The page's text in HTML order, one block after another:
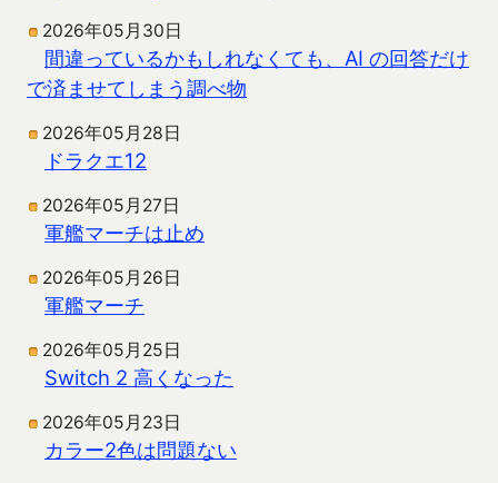
2026年05月30日
間違っているかもしれなくても、AI の回答だけ
で済ませてしまう調べ物
2026年05月28日
ドラクエ12
2026年05月27日
軍艦マーチは止め
2026年05月26日
軍艦マーチ
2026年05月25日
Switch 2 高くなった
2026年05月23日
カラー2色は問題ない